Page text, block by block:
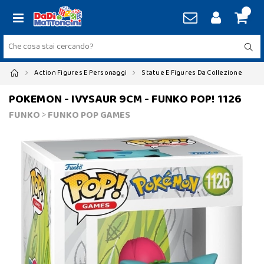
Action Figures E Personaggi Statue E Figures Da Collezione
POKEMON - IVYSAUR 9CM - FUNKO POP! 1126
FUNKO>FUNKO POP GAMES